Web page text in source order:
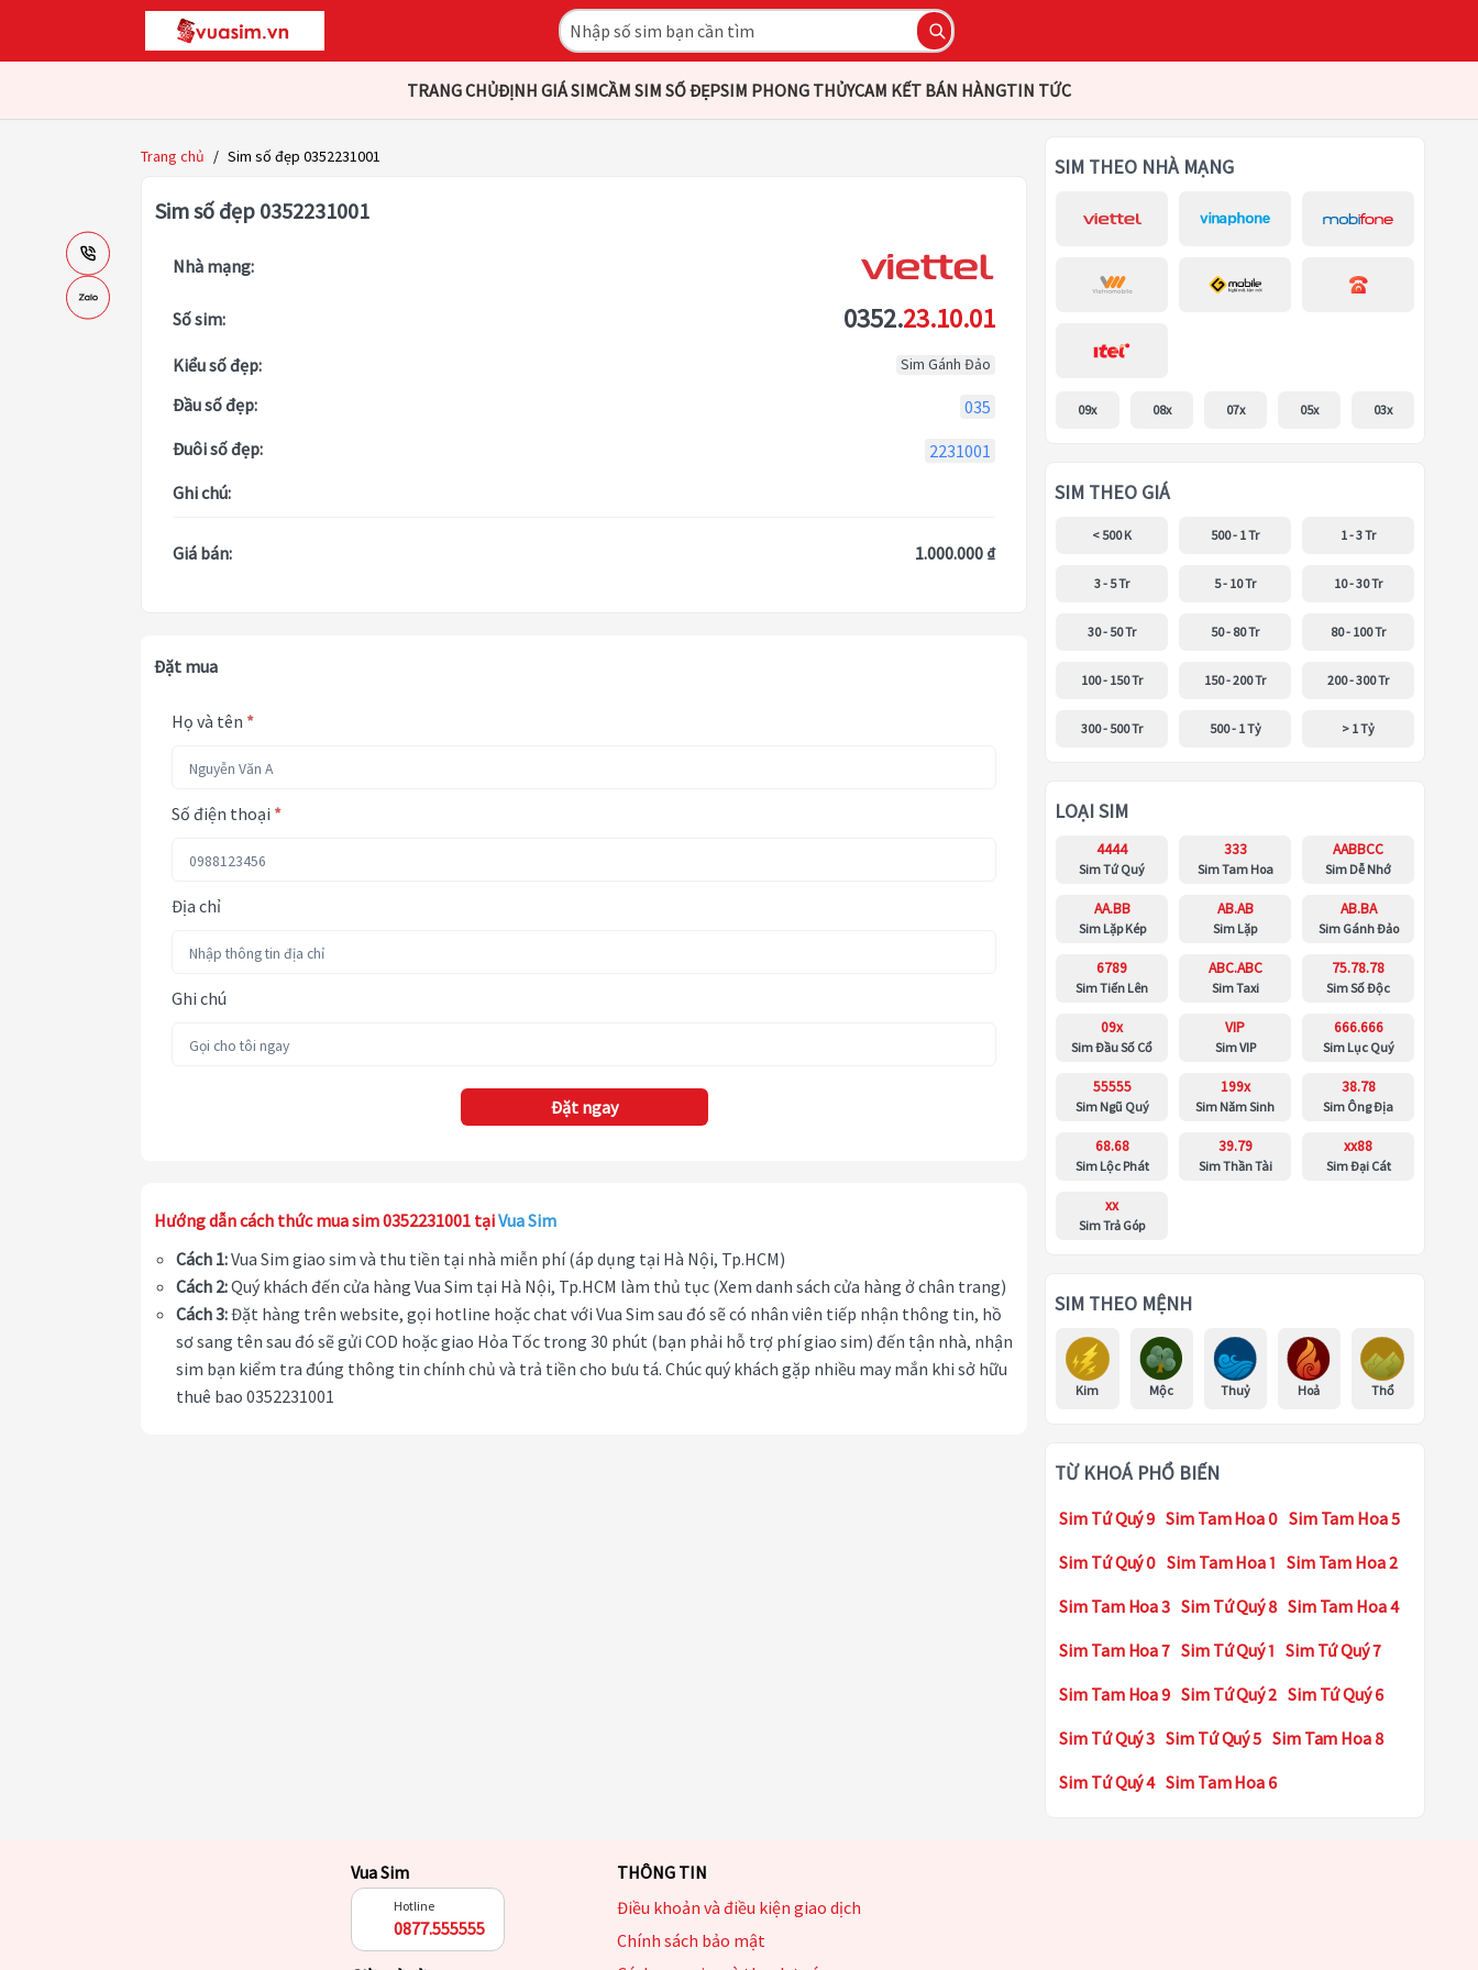
TRANG CHỦĐỊNH GIÁ SIMCẦM SIM SỐ ĐẸPSIM PHONG THỦYCAM KẾT BÁN HÀNGTIN TỨC
Trang chủ / Sim số đẹp 0352231001
Sim số đẹp 0352231001
Nhà mạng:
Số sim: 0352.23.10.01
Kiểu số đẹp: Sim Gánh Đảo
Đầu số đẹp:
035
Đuôi số đẹp:
2231001
Ghi chú:
Giá bán: 1.000.000 ₫
Đặt mua
Họ và tên *
Số điện thoại *
Địa chỉ
Ghi chú
Đặt ngay
Hướng dẫn cách thức mua sim 0352231001 tạiVua Sim
Cách 1:Vua Sim giao sim và thu tiền tại nhà miễn phí (áp dụng tại Hà Nội, Tp.HCM)
Cách 2:Quý khách đến cửa hàng Vua Sim tại Hà Nội, Tp.HCM làm thủ tục (Xem danh sách cửa hàng ở chân trang)
Cách 3:Đặt hàng trên website, gọi hotline hoặc chat với Vua Sim sau đó sẽ có nhân viên tiếp nhận thông tin, hồ
sơ sang tên sau đó sẽ gửi COD hoặc giao Hỏa Tốc trong 30 phút (bạn phải hỗ trợ phí giao sim) đến tận nhà, nhận
sim bạn kiểm tra đúng thông tin chính chủ và trả tiền cho bưu tá. Chúc quý khách gặp nhiều may mắn khi sở hữu
thuê bao 0352231001
SIM THEO NHÀ MẠNG
09x 08x 07x 05x 03x
SIM THEO GIÁ
< 500 K 500 - 1 Tr 1 - 3 Tr
3 - 5 Tr 5 - 10 Tr 10 - 30 Tr
30 - 50 Tr 50 - 80 Tr 80 - 100 Tr
100 - 150 Tr 150 - 200 Tr 200 - 300 Tr
300 - 500 Tr 500 - 1 Tỷ > 1 Tỷ
LOẠI SIM
4444
Sim Tứ Quý
333
Sim Tam Hoa
AABBCC
Sim Dễ Nhớ
AA.BB
Sim Lặp Kép
AB.AB
Sim Lặp
AB.BA
Sim Gánh Đảo
6789
Sim Tiến Lên
ABC.ABC
Sim Taxi
75.78.78
Sim Số Độc
09x
Sim Đầu Số Cổ
VIP
Sim VIP
666.666
Sim Lục Quý
55555
Sim Ngũ Quý
199x
Sim Năm Sinh
38.78
Sim Ông Địa
68.68
Sim Lộc Phát
39.79
Sim Thần Tài
xx88
Sim Đại Cát
xx
Sim Trả Góp
SIM THEO MỆNH
Kim Mộc Thuỷ Hoả Thổ
TỪ KHOÁ PHỔ BIẾN
Sim Tứ Quý 9 Sim Tam Hoa 0 Sim Tam Hoa 5
Sim Tứ Quý 0 Sim Tam Hoa 1 Sim Tam Hoa 2
Sim Tam Hoa 3 Sim Tứ Quý 8 Sim Tam Hoa 4
Sim Tam Hoa 7 Sim Tứ Quý 1 Sim Tứ Quý 7
Sim Tam Hoa 9 Sim Tứ Quý 2 Sim Tứ Quý 6
Sim Tứ Quý 3 Sim Tứ Quý 5 Sim Tam Hoa 8
Sim Tứ Quý 4 Sim Tam Hoa 6
Vua Sim
Hotline
0877.555555
THÔNG TIN
Điều khoản và điều kiện giao dịch
Chính sách bảo mật